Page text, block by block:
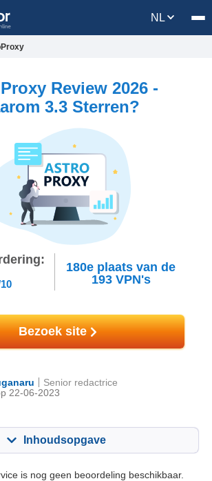
NL
Review 2026 -
3.3 Sterren?
180e plaats van de
193VPN's
Bezoek site
22-06-2023
Senior redactrice
Inhoudsopgave
is nog geen beoordeling beschikbaar.